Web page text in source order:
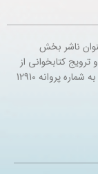
ناشر بخش
کتابخوانی از
سال 1394 با مجوز از وزارت فرهنگ و ارشاد اسلامی به شماره پروانه 12910